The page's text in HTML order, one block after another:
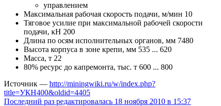
управлением
Максимальная рабочая скорость подачи, м/мин 10
Тяговое усилие при максимальной рабочей скорости
подачи, кН 200
Длина по осям исполнительных органов, мм 7480
Высота корпуса в зоне крепи, мм 535 ... 620
Масса, т 22
80% ресурс до капремонта, тыс. т 600 ... 800
Источник — http://miningwiki.ru/w/index.php?
title=УКН400&oldid=4405
Последний раз редактировалась 18 ноября 2010 в 15:37